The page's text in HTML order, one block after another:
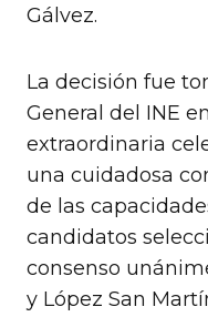
Gálvez.
La decisión fue
General del INE
extraordinaria
una cuidadosa
de las
candidatos
consenso
y López San